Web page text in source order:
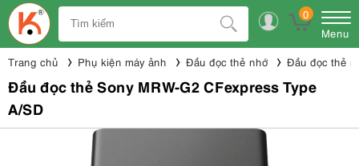
0
Menu
Trang chủ Phụ kiện máy ảnh Đầu đọc thẻ nhớ Đầu đọc thẻ
Đầu đọc thẻ Sony MRW-G2 CFexpress Type
A/SD